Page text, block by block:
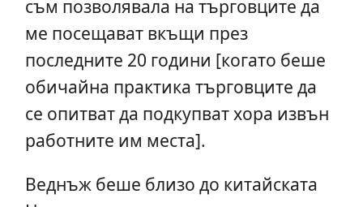
съм позволявала на търговците да
ме посещават вкъщи през
последните 20 години [когато беше
обичайна практика търговците да
се опитват да подкупват хора извън
работните им места].
Веднъж беше близо до китайската